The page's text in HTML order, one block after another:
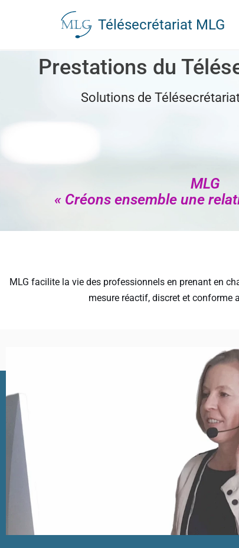
au
Télésecrétariat MLG
Prestations du
Solutions de
MLG
« Créons ensemble une
MLG facilite la vie des professionnels en prenant en
mesure réactif, discret et conforme